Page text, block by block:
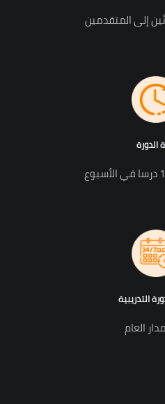
إلى المتقدمين
الدورة
التدريبية
العام